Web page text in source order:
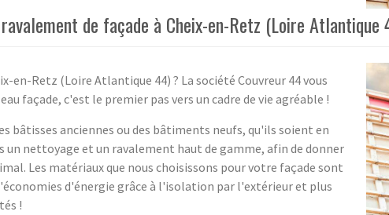
de façade à Cheix-en-Retz (Loire Atlantique
en-Retz (Loire Atlantique 44) ? La société Couvreur 44 vous
façade, c'est le premier pas vers un cadre de vie agréable !
bâtisses anciennes ou des bâtiments neufs, qu'ils soient en
un nettoyage et un ravalement haut de gamme, afin de donner
Les matériaux que nous choisissons pour votre façade sont
d'énergie grâce à l'isolation par l'extérieur et plus
!